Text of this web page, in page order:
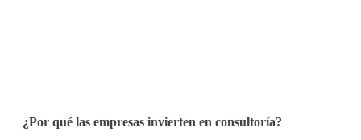
¿Por qué las empresas invierten en consultoría?